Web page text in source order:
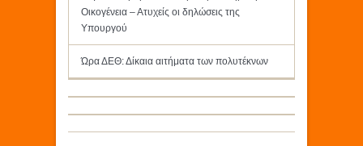
Οικογένεια – Ατυχείς οι δηλώσεις της
Υπουργού
Ώρα ΔΕΘ: Δίκαια αιτήματα των πολυτέκνων